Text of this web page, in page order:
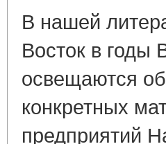
В нашей
Восток в годы
освещаются
конкретных
предприятий